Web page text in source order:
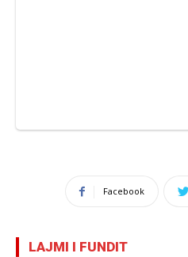
Facebook
LAJMI I FUNDIT